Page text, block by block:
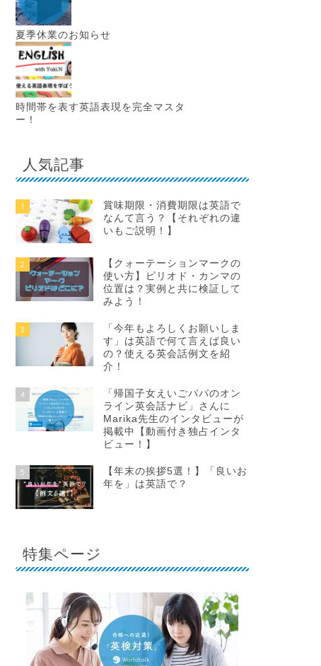
夏季休業のお知らせ
時間帯を表す英語表現を完全マスタ
ー！
人気記事
1
賞味期限・消費期限は英語で
なんて言う？【それぞれの違
いもご説明！】
2
【クォーテーションマークの
使い方】ピリオド・カンマの
位置は？実例と共に検証して
みよう！
3
「今年もよろしくお願いしま
す」は英語で何て言えば良い
の？使える英会話例文を紹
介！
4
「帰国子女えいごパパのオン
ライン英会話ナビ」さんに
Marika先生のインタビューが
掲載中【動画付き独占インタ
ビュー！】
5
【年末の挨拶5選！】「良いお
年を」は英語で？
特集ページ